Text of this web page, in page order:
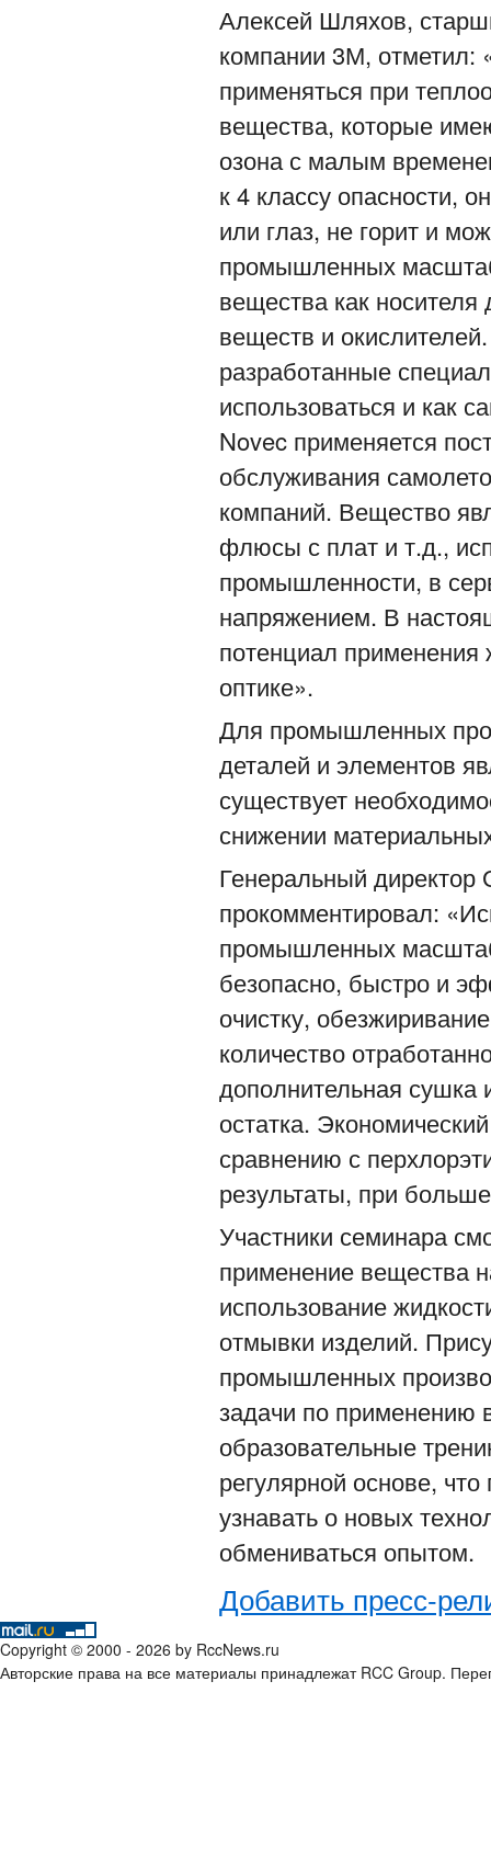
Алексей Шляхов,
компании 3М, отметил:
применяться при
вещества, которые
озона с малым
к 4 классу опасности,
или глаз, не горит и
промышленных
вещества как
веществ и
разработанные
использоваться и как
Novec применяется
обслуживания
компаний. Вещество
флюсы с плат и т.д.,
промышленности, в
напряжением. В
потенциал применения
оптике».
Для промышленных
деталей и элементов
существует
снижении
Генеральный
прокомментировал:
промышленных
безопасно, быстро и
очистку,
количество
дополнительная сушка
остатка.
сравнению с
результаты, при
Участники семинара
применение вещества
использование
отмывки изделий.
промышленных
задачи по
образовательные
регулярной основе,
узнавать о новых
обмениваться опытом.
Добавить пресс-
Copyright © 2000 - 2026 by RccNews.ru
Авторские права на все материалы принадлежат RCC Group.